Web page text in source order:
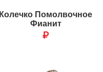
Колечко Помолвочное
Фианит
₽